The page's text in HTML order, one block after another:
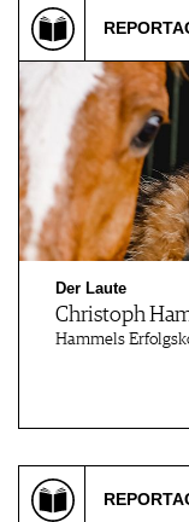
AGB & DATENSCHUTZ
FAQ
Der Laute
Christoph
Hammels